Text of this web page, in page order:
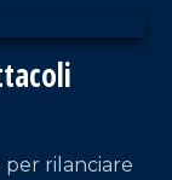
per rilanciare